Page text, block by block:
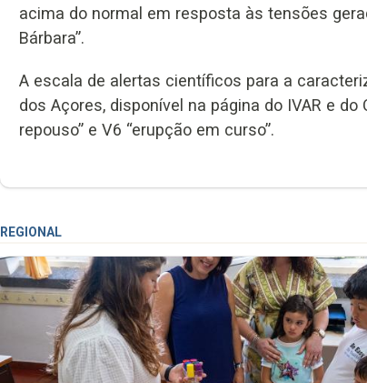
acima do normal em resposta às tensões
Bárbara”.
A escala de alertas científicos para a
dos Açores, disponível na página do IVAR e
repouso” e V6 “erupção em curso”.
REGIONAL